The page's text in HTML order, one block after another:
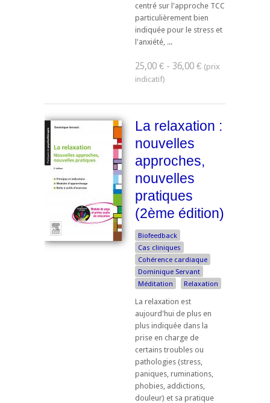
centré sur l'approche TCC
particulièrement bien
indiquée pour le stress et
l'anxiété, ...
25,00 € - 36,00 €
La relaxation :
nouvelles
approches,
nouvelles
pratiques
(2ème édition)
Biofeedback
Cas cliniques
Cohérence cardiaque
Dominique Servant
Méditation
Relaxation
La relaxation est
aujourd'hui de plus en
plus indiquée dans la
prise en charge de
certains troubles ou
pathologies (stress,
paniques, ruminations,
phobies, addictions,
douleur) et sa pratique